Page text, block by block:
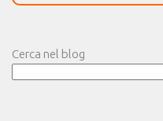
Cerca nel blog